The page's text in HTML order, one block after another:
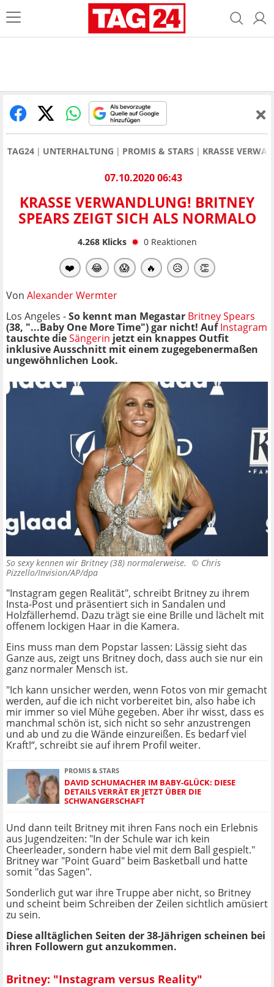
TAG24 UNTERHALTUNG PROMIS & STARS KRASSE
07.10.2020 06:43
KRASSE VERWANDLUNG! BRITNEY
SPEARS ZEIGT SICH ALS NORMALO
4.268Klicks 0 Reaktionen
❤️ 😂 😱 🔥 😥 👏
Von Alexander Wermter
Los Angeles -So kennt man Megastar Britney Spears
(38, "...Baby One More Time") gar nicht! AufInstagram
tauschte dieSängerin jetzt ein knappes Outfit
inklusive Ausschnitt mit einem zugegebenermaßen
ungewöhnlichen Look.
So sexy kennen wir Britney (38) normalerweise. © Chris
Pizzello/Invision/AP/dpa
"Instagram gegen Realität", schreibt Britney zu ihrem
Insta-Post und präsentiert sich in Sandalen und
Holzfällerhemd. Dazu trägt sie eine Brille und lächelt mit
offenem lockigen Haar in die Kamera.
Eins muss man dem Popstar lassen: Lässig sieht das
Ganze aus, zeigt uns Britney doch, dass auch sie nur ein
ganz normaler Mensch ist.
"Ich kann unsicher werden, wenn Fotos von mir gemacht
werden, auf die ich nicht vorbereitet bin, also habe ich
mir immer so viel Mühe gegeben. Aber ihr wisst, dass es
manchmal schön ist, sich nicht so sehr anzustrengen
und ab und zu die Wände einzureißen. Es bedarf viel
Kraft!“, schreibt sie auf ihrem Profil weiter.
PROMIS & STARS
DAVID SCHUMACHER IM BABY-GLÜCK: DIESE
DETAILS VERRÄT ER JETZT ÜBER DIE
SCHWANGERSCHAFT
Und dann teilt Britney mit ihren Fans noch ein Erlebnis
aus Jugendzeiten: "In der Schule war ich kein
Cheerleader, sondern habe viel mit dem Ball gespielt."
Britney war "Point Guard" beim Basketball und hatte
somit "das Sagen".
Sonderlich gut war ihre Truppe aber nicht, so Britney
und scheint beim Schreiben der Zeilen sichtlich amüsiert
zu sein.
Diese alltäglichen Seiten der 38-Jährigen scheinen bei
ihren Followern gut anzukommen.
Britney: "Instagram versus Reality"